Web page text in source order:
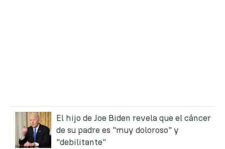
El hijo de Joe Biden revela que el cáncer
de su padre es "muy doloroso" y
"debilitante"